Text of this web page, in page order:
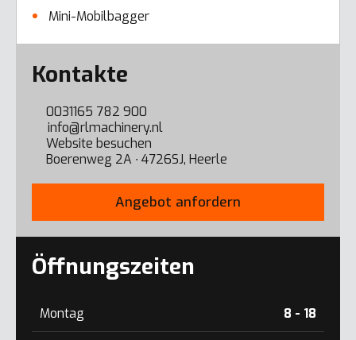
Mini-Mobilbagger
Error here
Kontakte
0031165 782 900
info@rlmachinery.nl
Website besuchen
Boerenweg 2A ∙ 4726SJ, Heerle
Angebot anfordern
Öffnungszeiten
Montag 8 - 18